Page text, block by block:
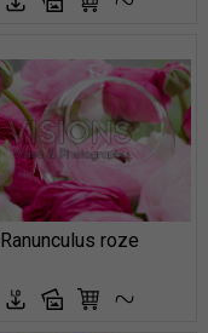
Ranunculus roze